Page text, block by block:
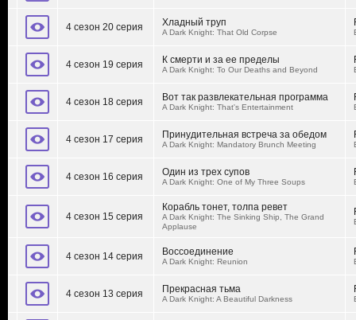
4 сезон 20 серия Хладный труп
A Dark Knight: That Old Corpse
4 сезон 19 серия К смерти и за ее пределы
A Dark Knight: To Our Deaths and Beyond
4 сезон 18 серия Вот так развлекательная программа
A Dark Knight: That's Entertainment
4 сезон 17 серия Принудительная встреча за обедом
A Dark Knight: Mandatory Brunch Meeting
4 сезон 16 серия Один из трех супов
A Dark Knight: One of My Three Soups
4 сезон 15 серия
Корабль тонет, толпа ревет
A Dark Knight: The Sinking Ship, The Grand
Applause
4 сезон 14 серия Воссоединение
A Dark Knight: Reunion
4 сезон 13 серия Прекрасная тьма
A Dark Knight: A Beautiful Darkness